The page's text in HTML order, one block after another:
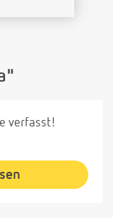
verfasst!